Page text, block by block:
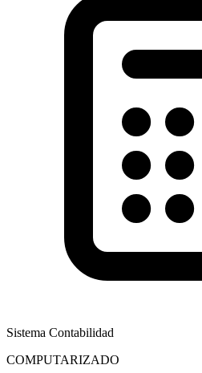
Sistema Contabilidad
COMPUTARIZADO